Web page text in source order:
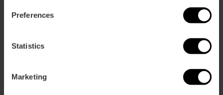
Preferences
Statistics
Marketing